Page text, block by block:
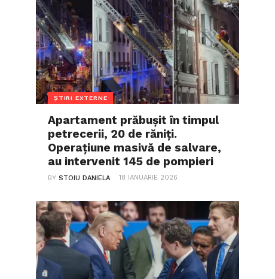
ȘTIRI EXTERNE
Apartament prăbușit în timpul
petrecerii, 20 de răniți.
Operațiune masivă de salvare,
au intervenit 145 de pompieri
BYSTOIU DANIELA 18 IANUARIE 2026